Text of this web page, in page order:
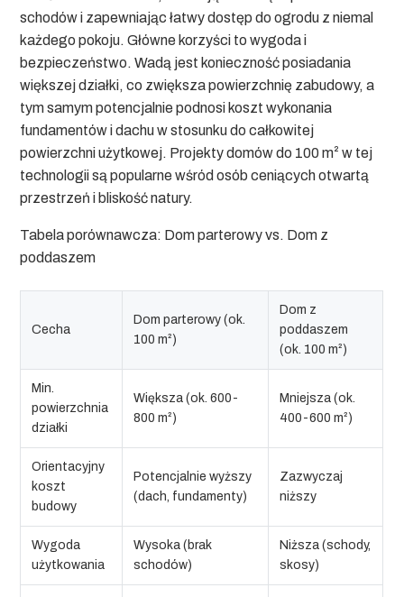
schodów i zapewniając łatwy dostęp do ogrodu z niemal
każdego pokoju. Główne korzyści to wygoda i
bezpieczeństwo. Wadą jest konieczność posiadania
większej działki, co zwiększa powierzchnię zabudowy, a
tym samym potencjalnie podnosi koszt wykonania
fundamentów i dachu w stosunku do całkowitej
powierzchni użytkowej. Projekty domów do 100 m² w tej
technologii są popularne wśród osób ceniących otwartą
przestrzeń i bliskość natury.
Tabela porównawcza: Dom parterowy vs. Dom z
poddaszem
Cecha
Dom parterowy (ok.
100 m²)
Dom z
poddaszem
(ok. 100 m²)
Min.
powierzchnia
działki
Większa (ok. 600-
800 m²)
Mniejsza (ok.
400-600 m²)
Orientacyjny
koszt
budowy
Potencjalnie wyższy
(dach, fundamenty)
Zazwyczaj
niższy
Wygoda
użytkowania
Wysoka (brak
schodów)
Niższa (schody,
skosy)